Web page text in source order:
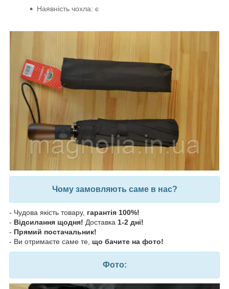
Наявність чохла: є
Чому замовляють саме в нас?
- Чудова якість товару, гарантія 100%!
- Відсилання щодня! Доставка 1-2 дні!
- Прямий постачальник!
- Ви отримаєте саме те, що бачите на фото!
Фото: